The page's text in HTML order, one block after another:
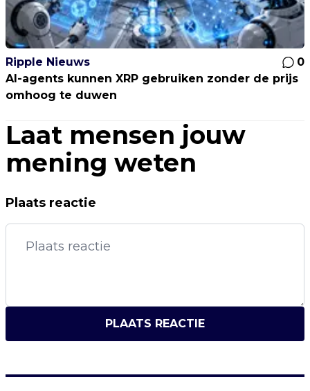
Ripple Nieuws
0
AI-agents kunnen XRP gebruiken zonder de prijs
omhoog te duwen
Laat mensen jouw
mening weten
Plaats reactie
PLAATS REACTIE